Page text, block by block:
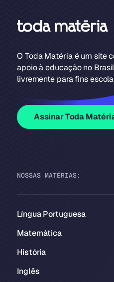
O Toda Matéria é um site
apoio à educação no
livremente para fins
Assinar Toda
NOSSAS MATÉRIAS:
Língua Portuguesa
Matemática
História
Inglês